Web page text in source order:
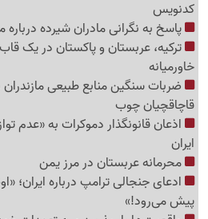
کدنویس
پاسخ به نگرانی مادران شیرده
ترکیه، عربستان و پاکستان در یک
خاورمیانه
ضربات سنگین منابع طبیعی
قاچاقچیان چوب
اذعان قانونگذار دموکرات به «عدم
ایران
محرمانه عربستان در مرز یمن
ادعای جنجالی ترامپ درباره ایران؛
پیش می‌رود!»